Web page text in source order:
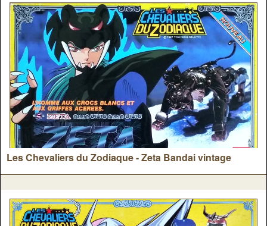
Les Chevaliers du Zodiaque - Zeta Bandai vintage